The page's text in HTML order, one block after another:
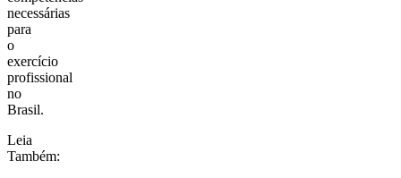
necessárias
para
o
exercício
profissional
no
Brasil.
Leia
Também: